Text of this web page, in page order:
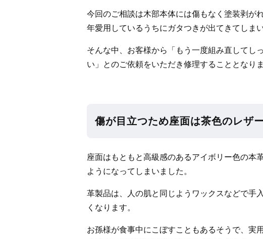
今回のご相談は木部本体には傷もなく塗装剥が
年愛用しているうちにガタつきが出てきてしまい
そんな中、お客様から「もう一度組み直してし
い」とのご依頼をいただき修理することとなりま
傷が目立つため座面は茶色のレザ
座面はもともと高級感のあるアイボリー色の本
ようになってしまいました。
革製品は、人の肌と同じようワックスなどで手
くなります。
お孫様が食事中にこぼすこともあるそうで、実